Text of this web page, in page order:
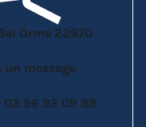
Orme 22970
un message
02 96 92 09 88